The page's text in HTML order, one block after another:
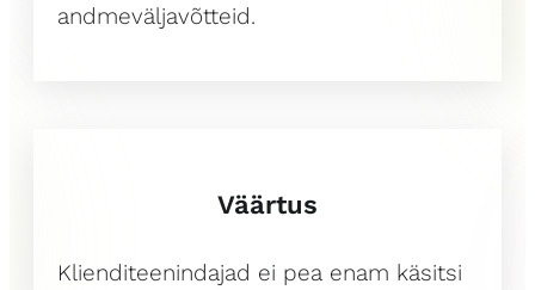
andmeväljavõtteid.
Väärtus
Klienditeenindajad ei pea enam käsitsi